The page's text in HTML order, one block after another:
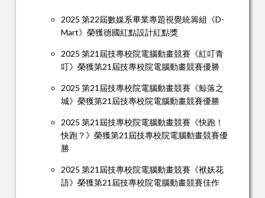
2025 第22屆數媒系畢業專題視覺統籌組《D-
Mart》榮獲德國紅點設計紅點獎
2025 第21屆技專校院電腦動畫競賽《紅叮青
叮》榮獲第21屆技專校院電腦動畫競賽優勝
2025 第21屆技專校院電腦動畫競賽《鯨落之
城》榮獲第21屆技專校院電腦動畫競賽優勝
2025 第21屆技專校院電腦動畫競賽《快跑！
快跑？》榮獲第21屆技專校院電腦動畫競賽優
勝
2025 第21屆技專校院電腦動畫競賽《袱妖花
語》榮獲第21屆技專校院電腦動畫競賽佳作